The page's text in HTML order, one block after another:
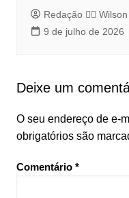
Redação 👨‍⚖️​
9 de julho de 2026
Deixe um
O seu endereço de e-
obrigatórios são
Comentário *